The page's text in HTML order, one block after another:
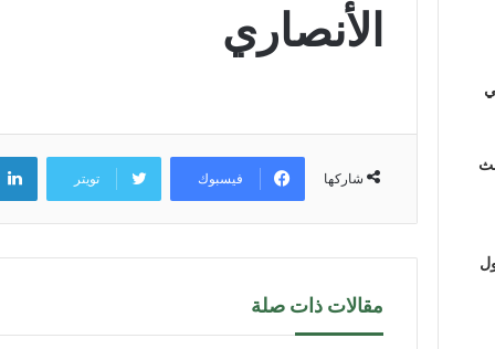
الأنصاري
شاركها فيسبوك تويتر
مقالات ذات صلة